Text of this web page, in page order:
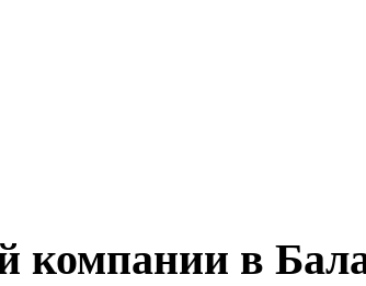
компании в